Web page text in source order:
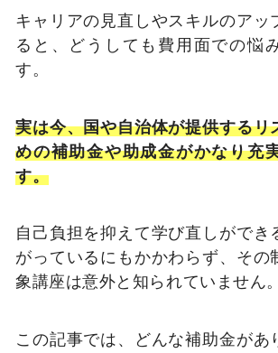
キャリアの見直しやスキルのアッ
ると、どうしても費用面での悩
す。
実は今、国や自治体が提供するリ
めの補助金や助成金がかなり充
す。
自己負担を抑えて学び直しができ
がっているにもかかわらず、その
象講座は意外と知られていません。
この記事では、どんな補助金があ